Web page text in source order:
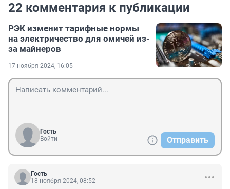
22 комментария к публикации
РЭК изменит тарифные нормы
на электричество для омичей из-
за майнеров
17 ноября 2024, 16:05
Гость
Войти
Отправить
Гость
18 ноября 2024, 08:52